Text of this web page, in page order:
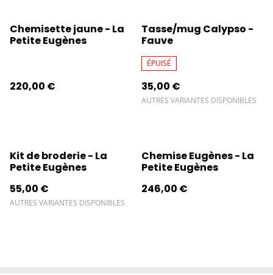
Chemisette jaune - La
Petite Eugènes
220,00 €
Tasse/mug Calypso -
Fauve
ÉPUISÉ
35,00 €
AUTRES VARIANTES DISPONIBLES
Kit de broderie - La
Petite Eugènes
55,00 €
AUTRES VARIANTES DISPONIBLES
Chemise Eugènes - La
Petite Eugènes
246,00 €